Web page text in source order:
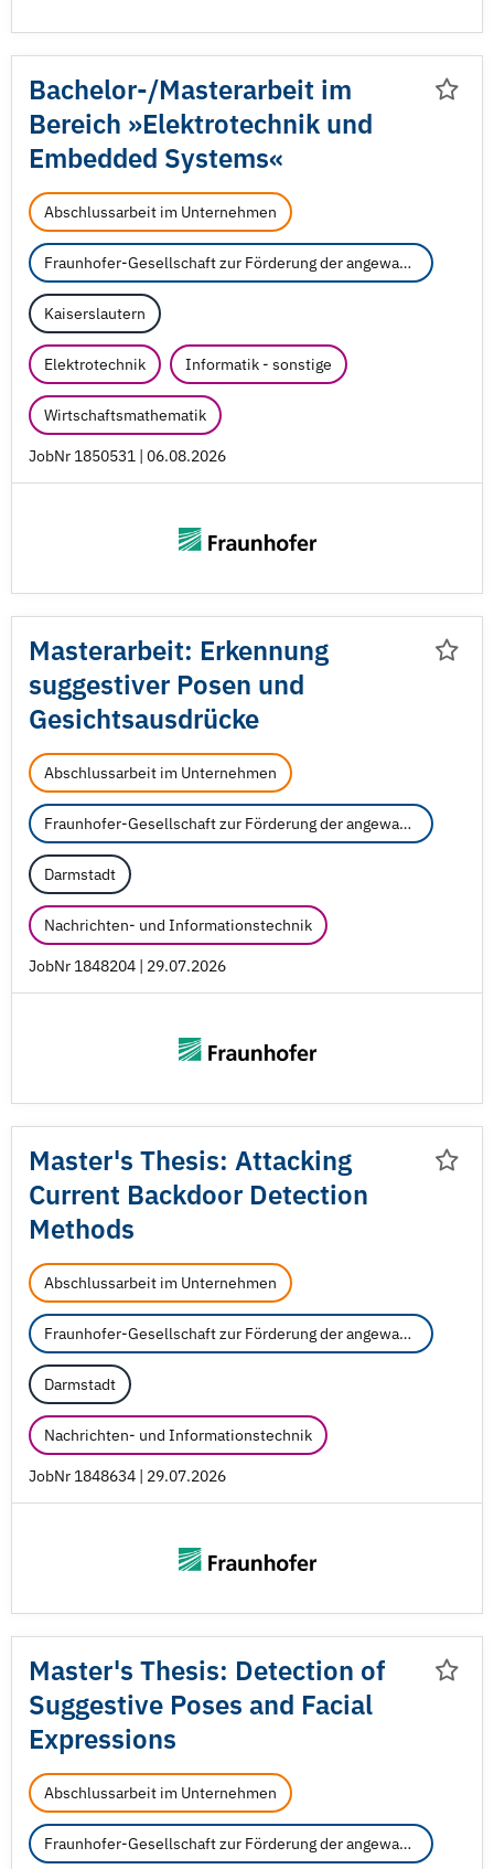
Bachelor-/Masterarbeit im
Bereich »Elektrotechnik und
Embedded Systems«
Abschlussarbeit im Unternehmen
Fraunhofer-Gesellschaft zur Förderung der angewandten Forschung e.V.
Kaiserslautern
Elektrotechnik Informatik - sonstige
Wirtschaftsmathematik
JobNr 1850531 | 06.08.2026
Masterarbeit: Erkennung
suggestiver Posen und
Gesichtsausdrücke
Abschlussarbeit im Unternehmen
Fraunhofer-Gesellschaft zur Förderung der angewandten Forschung e.V.
Darmstadt
Nachrichten- und Informationstechnik
JobNr 1848204 | 29.07.2026
Master's Thesis: Attacking
Current Backdoor Detection
Methods
Abschlussarbeit im Unternehmen
Fraunhofer-Gesellschaft zur Förderung der angewandten Forschung e.V.
Darmstadt
Nachrichten- und Informationstechnik
JobNr 1848634 | 29.07.2026
Master's Thesis: Detection of
Suggestive Poses and Facial
Expressions
Abschlussarbeit im Unternehmen
Fraunhofer-Gesellschaft zur Förderung der angewandten Forschung e.V.